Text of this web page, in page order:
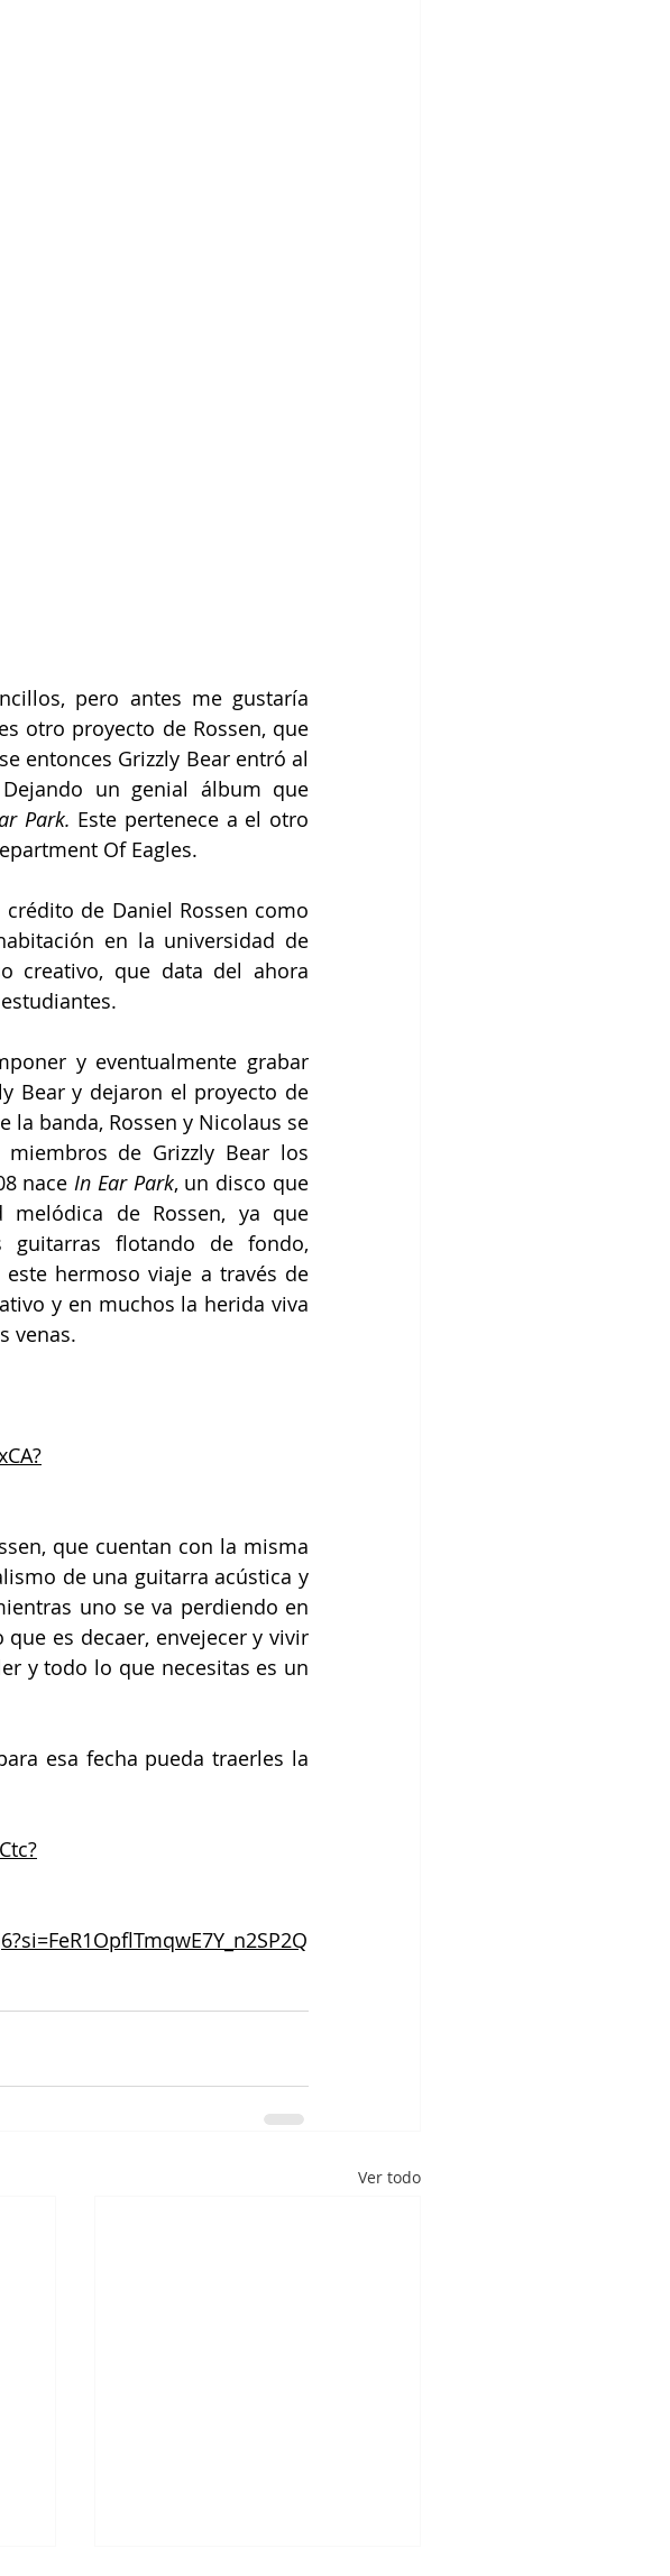
pero antes me gustaría
otro proyecto de Rossen, que
entonces Grizzly Bear entró al
un genial álbum que
Park. Este pertenece a el otro
Of Eagles.
de Daniel Rossen como
en la universidad de
creativo, que data del ahora
y eventualmente grabar
Bear y dejaron el proyecto de
la banda, Rossen y Nicolaus se
de Grizzly Bear los
nace In Ear Park, un disco que
de Rossen, ya que
guitarras flotando de fondo,
hermoso viaje a través de
y en muchos la herida viva
venas.
que cuentan con la misma
de una guitarra acústica y
uno se va perdiendo en
es decaer, envejecer y vivir
y todo lo que necesitas es un
esa fecha pueda traerles la
Ver todo